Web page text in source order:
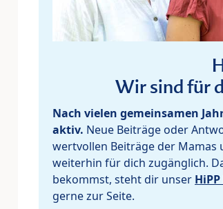
Wir sind für
Nach vielen gemeinsamen
aktiv. Neue Beiträge oder
wertvollen Beiträge der Mamas
weiterhin für dich zugänglich.
bekommst, steht dir unser
gerne zur Seite.